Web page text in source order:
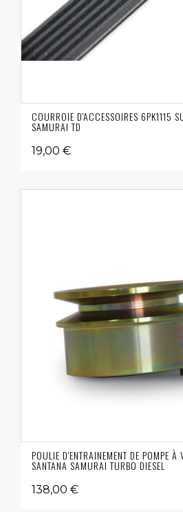
COURROIE D'ACCESSOIRES 6PK1115
SAMURAI TD
19,00 €
POULIE D'ENTRAINEMENT DE POMPE À
SANTANA SAMURAI TURBO DIESEL
138,00 €